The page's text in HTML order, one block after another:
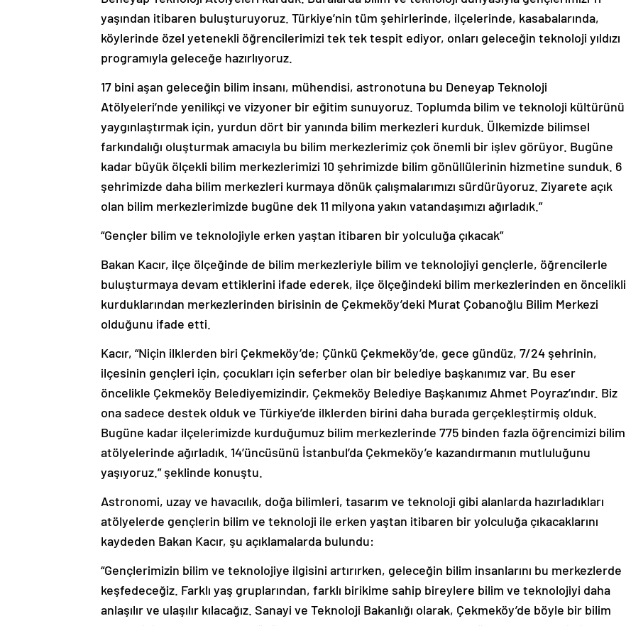
yaşından itibaren buluşturuyoruz. Türkiye’nin tüm şehirlerinde, ilçelerinde, kasabalarında,
köylerinde özel yetenekli öğrencilerimizi tek tek tespit ediyor, onları geleceğin teknoloji yıldızı
programıyla geleceğe hazırlıyoruz.
17 bini aşan geleceğin bilim insanı, mühendisi, astronotuna bu Deneyap Teknoloji
Atölyeleri’nde yenilikçi ve vizyoner bir eğitim sunuyoruz. Toplumda bilim ve teknoloji kültürünü
yaygınlaştırmak için, yurdun dört bir yanında bilim merkezleri kurduk. Ülkemizde bilimsel
farkındalığı oluşturmak amacıyla bu bilim merkezlerimiz çok önemli bir işlev görüyor. Bugüne
kadar büyük ölçekli bilim merkezlerimizi 10 şehrimizde bilim gönüllülerinin hizmetine sunduk. 6
şehrimizde daha bilim merkezleri kurmaya dönük çalışmalarımızı sürdürüyoruz. Ziyarete açık
olan bilim merkezlerimizde bugüne dek 11 milyona yakın vatandaşımızı ağırladık.”
“Gençler bilim ve teknolojiyle erken yaştan itibaren bir yolculuğa çıkacak”
Bakan Kacır, ilçe ölçeğinde de bilim merkezleriyle bilim ve teknolojiyi gençlerle, öğrencilerle
buluşturmaya devam ettiklerini ifade ederek, ilçe ölçeğindeki bilim merkezlerinden en öncelikli
kurduklarından merkezlerinden birisinin de Çekmeköy’deki Murat Çobanoğlu Bilim Merkezi
olduğunu ifade etti.
Kacır, “Niçin ilklerden biri Çekmeköy’de; Çünkü Çekmeköy’de, gece gündüz, 7/24 şehrinin,
ilçesinin gençleri için, çocukları için seferber olan bir belediye başkanımız var. Bu eser
öncelikle Çekmeköy Belediyemizindir, Çekmeköy Belediye Başkanımız Ahmet Poyraz’ındır. Biz
ona sadece destek olduk ve Türkiye’de ilklerden birini daha burada gerçekleştirmiş olduk.
Bugüne kadar ilçelerimizde kurduğumuz bilim merkezlerinde 775 binden fazla öğrencimizi bilim
atölyelerinde ağırladık. 14’üncüsünü İstanbul’da Çekmeköy’e kazandırmanın mutluluğunu
yaşıyoruz.” şeklinde konuştu.
Astronomi, uzay ve havacılık, doğa bilimleri, tasarım ve teknoloji gibi alanlarda hazırladıkları
atölyelerde gençlerin bilim ve teknoloji ile erken yaştan itibaren bir yolculuğa çıkacaklarını
kaydeden Bakan Kacır, şu açıklamalarda bulundu:
“Gençlerimizin bilim ve teknolojiye ilgisini artırırken, geleceğin bilim insanlarını bu merkezlerde
keşfedeceğiz. Farklı yaş gruplarından, farklı birikime sahip bireylere bilim ve teknolojiyi daha
anlaşılır ve ulaşılır kılacağız. Sanayi ve Teknoloji Bakanlığı olarak, Çekmeköy’de böyle bir bilim